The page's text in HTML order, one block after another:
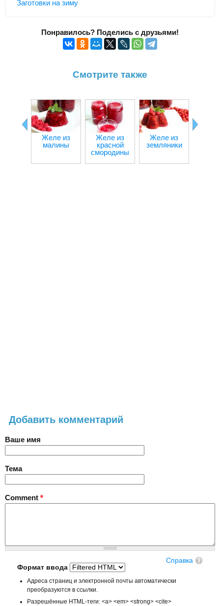
Заготовки на зиму
Понравилось? Поделись с друзьями!
Смотрите также
Желе из
малины
Желе из
красной
смородины
Желе из
земляники
Добавить комментарий
Ваше имя
Тема
Comment *
Справка
Формат ввода
Адреса страниц и электронной почты автоматически
преобразуются в ссылки.
Разрешённые HTML-теги: <a> <em> <strong> <cite>